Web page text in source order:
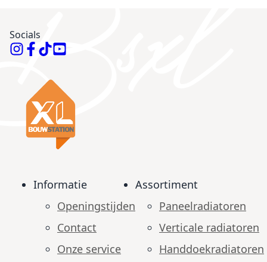
Socials
Informatie
Openingstijden
Contact
Onze service
Assortiment
Paneelradiatoren
Verticale radiatoren
Handdoekradiatoren